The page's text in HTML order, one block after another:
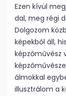
Ezen kívül
dal, meg régi
Dolgozom
képekből áll,
képzőművész
álmokkal
illusztrálom a